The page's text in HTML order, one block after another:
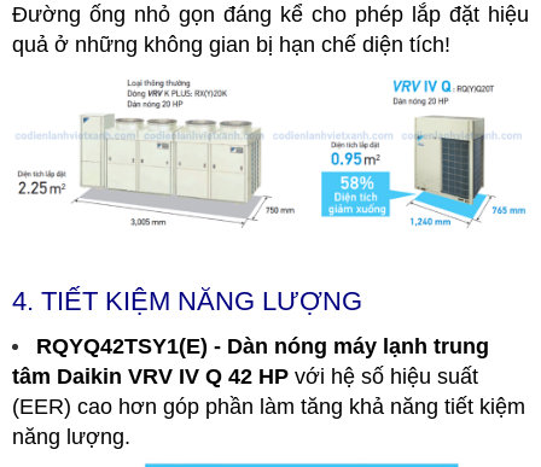
Đường ống nhỏ gọn đáng kể cho phép lắp đặt hiệu
quả ở những không gian bị hạn chế diện tích!
4. TIẾT KIỆM NĂNG LƯỢNG
RQYQ42TSY1(E) - Dàn nóng máy lạnh trung
tâm Daikin VRV IV Q 42 HP với hệ số hiệu suất
(EER) cao hơn góp phần làm tăng khả năng tiết kiệm
năng lượng.